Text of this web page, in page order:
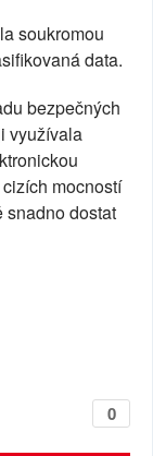
soukromou
data.
bezpečných
využívala
mocností
snadno dostat
0